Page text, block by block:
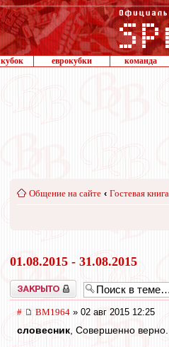
кубок еврокубки команда
Общение на сайте ‹ Гостевая
01.08.2015 - 31.08.2015
Закрыто
# BM1964 » 02 авг 2015 12:25
словесник, Совершенно